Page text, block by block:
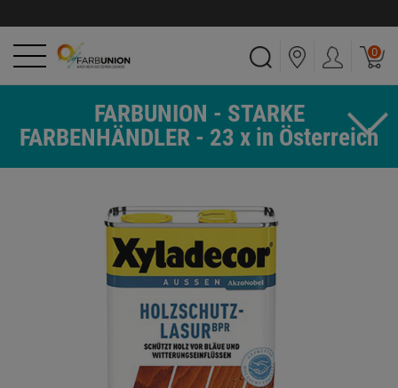
0
FARBUNION - STARKE
FARBENHÄNDLER - 23 x in Österreich